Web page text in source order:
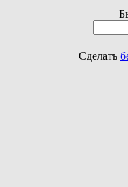
Сделать